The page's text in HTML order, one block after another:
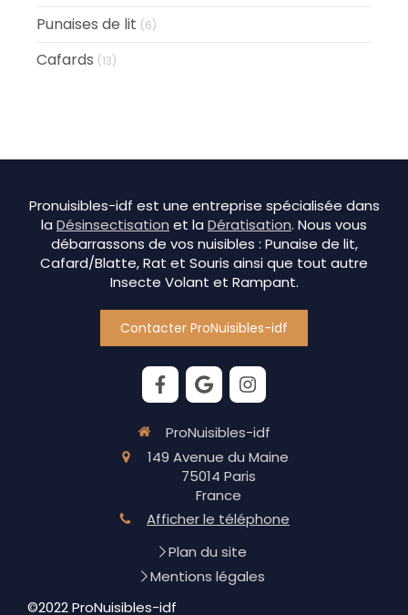
Punaises de lit (6)
Cafards (13)
Pronuisibles-idf est une entreprise spécialisée dans
la Désinsectisation et la Dératisation. Nous vous
débarrassons de vos nuisibles : Punaise de lit,
Cafard/Blatte, Rat et Souris ainsi que tout autre
Insecte Volant et Rampant.
Contacter ProNuisibles-idf
ProNuisibles-idf
149 Avenue du Maine
75014 Paris
France
Afficher le téléphone
Plan du site
Mentions légales
©2022 ProNuisibles-idf